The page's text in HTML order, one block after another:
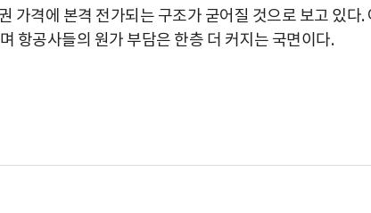
가격에 본격 전가되는 구조가 굳어질 것으로 보고 있다.
항공사들의 원가 부담은 한층 더 커지는 국면이다.